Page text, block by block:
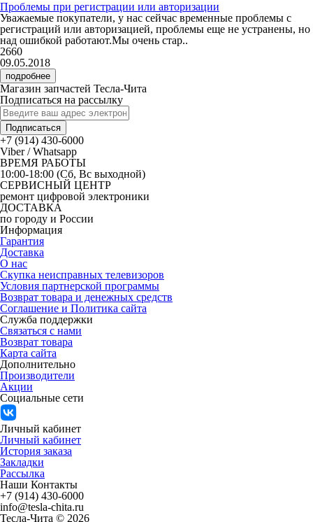
Проблемы при регистрации или авторизации
Уважаемые покупатели, у нас сейчас временные проблемы с
регистраций или авторизацией, проблемы еще не устранены, но
над ошибкой работают.Мы очень стар..
2660
09.05.2018
подробнее
Магазин запчастей Тесла-Чита
Подписаться на рассылку
Подписаться
+7 (914) 430-6000
Viber / Whatsapp
ВРЕМЯ РАБОТЫ
10:00-18:00 (Сб, Вс выходной)
СЕРВИСНЫЙ ЦЕНТР
ремонт цифровой электроники
ДОСТАВКА
по городу и России
Информация
Гарантия
Доставка
О нас
Скупка неисправных телевизоров
Условия партнерской программы
Возврат товара и денежных средств
Соглашение и Политика сайта
Служба поддержки
Связаться с нами
Возврат товара
Карта сайта
Дополнительно
Производители
Акции
Социальные сети
Личный кабинет
Личный кабинет
История заказа
Закладки
Рассылка
Наши Контакты
+7 (914) 430-6000
info@tesla-chita.ru
Тесла-Чита © 2026